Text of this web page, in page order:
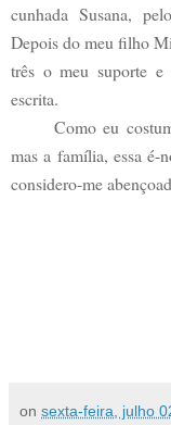
cunhada Susana,
Depois do meu filho
três o meu suporte e
escrita.
Como eu
mas a família, essa é-
considero-me
on sexta-feira, julho